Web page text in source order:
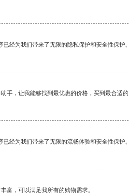
已经为我们带来了无限的隐私保护和安全性保护
手，让我能够找到最优惠的价格，买到最合适
已经为我们带来了无限的流畅体验和安全性保护
富，可以满足我所有的购物需求。